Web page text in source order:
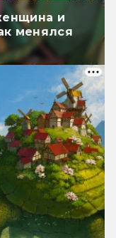
и
менялся